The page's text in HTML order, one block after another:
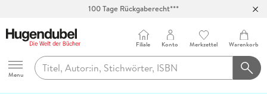
100 Tage Rückgaberecht***
Hugendubel
Menu
Filiale Konto Merkzettel Warenkorb